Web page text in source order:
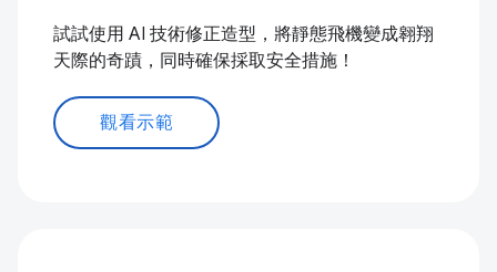
試試使用 AI 技術修正造型，將靜態飛機變成翱翔
天際的奇蹟，同時確保採取安全措施！
觀看示範